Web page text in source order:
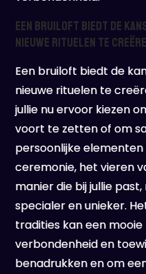
Een bruiloft biedt de
nieuwe rituelen te
Een bruiloft biedt de
nieuwe rituelen te
jullie nu ervoor kiezen
voort te zetten of om
persoonlijke
ceremonie, het vieren
manier die bij jullie
specialer en unieker.
tradities kan een mooie
verbondenheid en
benadrukken en om